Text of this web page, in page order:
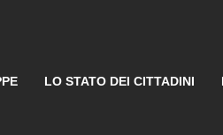
LO STATO DEI CITTADINI